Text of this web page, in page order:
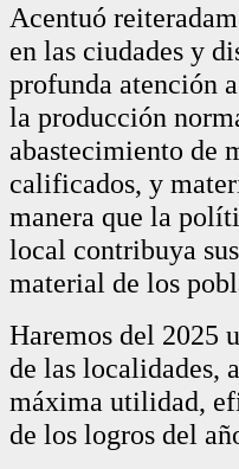
Acentuó
en las ciudades y
profunda atención
la producción
abastecimiento de
calificados, y
manera que la
local contribuya
material de los
Haremos del 2025
de las localidades,
máxima utilidad,
de los logros del